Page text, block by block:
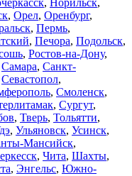
, Норильск,
, Орел, Оренбург,
, Пермь,
, Печора, Подольск,
, Ростов-на-Дону,
Самара, Санкт-
Севастопол,
, Смоленск,
, Сургут,
, Тверь, Тольятти,
, Ульяновск, Усинск,
Мансийск,
, Чита, Шахты,
, Энгельс, Южно-